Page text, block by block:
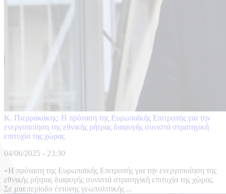
Κ. Πιερρακάκης: Η πρόταση της Ευρωπαϊκής Επιτροπής για την
ενεργοποίηση της εθνικής ρήτρας διαφυγής συνιστά στρατηγική
επιτυχία της χώρας
04/06/2025 - 23:30
«Η πρόταση της Ευρωπαϊκής Επιτροπής για την ενεργοποίηση της
εθνικής ρήτρας διαφυγής συνιστά στρατηγική επιτυχία της χώρας.
Σε μια περίοδο έντονης γεωπολιτικής ...